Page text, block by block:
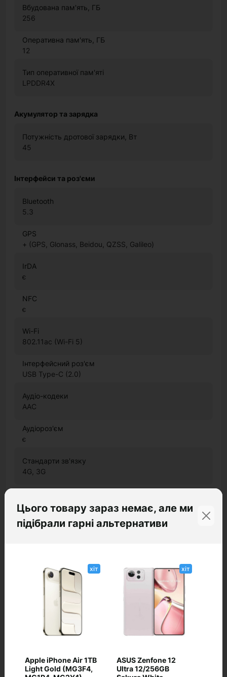
Вбудована пам'ять, ГБ
256
Оперативна пам'ять, ГБ
12
Тип оперативної пам'яті
LPDDR4X
Акумулятор та зарядка
Потужність дротової зарядки, Вт
45
Інтерфейси та роз'єми
Bluetooth
5.3
GPS
+ (GPS, Glonass, Beidou, QZSS, Galileo)
IrDA
є
NFC
є
Wi-Fi
802.11ac (Wi-Fi 5)
Інтерфейсний роз'єм
USB Type-C (2.0)
Аудіо-кодеки
AAC
Аудіороз'єм
є
Стандарти зв'язку
4G, 3G
Конструкція
Тип корпусу
Висота, мм
Ширина, мм
IP64
Цього товару зараз немає, але ми
підібрали гарні альтернативи
хіт
Apple iPhone Air 1TB
Light Gold (MG3F4,
хіт
ASUS Zenfone 12
Ultra 12/256GB